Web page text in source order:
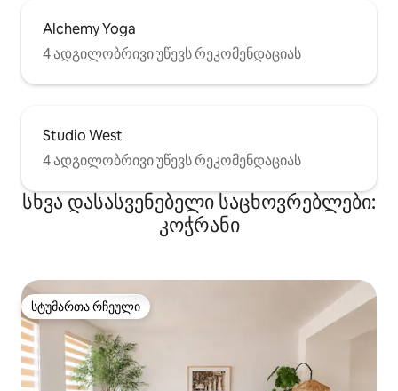
Alchemy Yoga
4 ადგილობრივი უწევს რეკომენდაციას
Studio West
4 ადგილობრივი უწევს რეკომენდაციას
სხვა დასასვენებელი საცხოვრებლები:
კოჭრანი
სტუმართა რჩეული
სტუმართა რჩეული